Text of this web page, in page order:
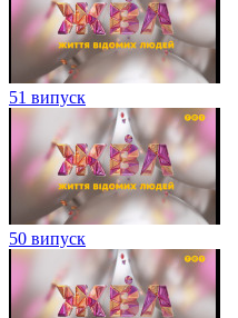
51 випуск
50 випуск